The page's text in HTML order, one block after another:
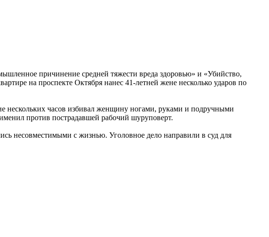
причинение средней тяжести вреда здоровью» и «Убийство,
на проспекте Октября нанес 41-летней жене несколько ударов по
нескольких часов избивал женщину ногами, руками и подручными
против пострадавшей рабочий шуруповерт.
несовместимыми с жизнью. Уголовное дело направили в суд для